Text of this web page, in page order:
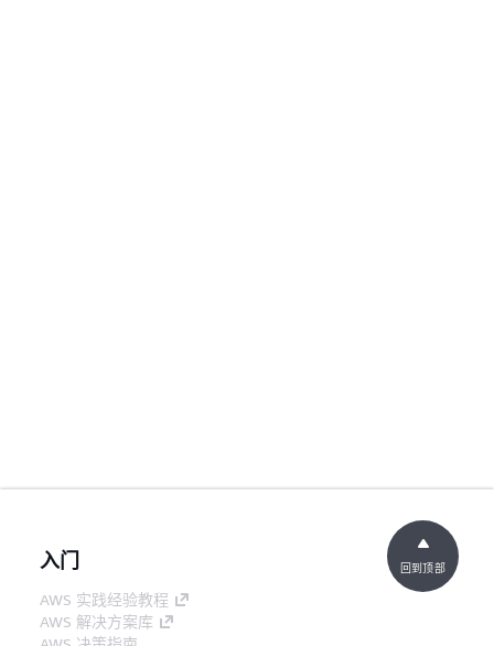
入门
AWS 实践经验教程
AWS 解决方案库
回到顶部